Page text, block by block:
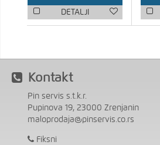
DETALJI
Kontakt
Pin servis s.t.k.r.
Pupinova 19, 23000 Zrenjanin
maloprodaja@pinservis.co.rs
Fiksni